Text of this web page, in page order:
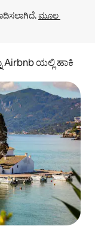
ಮೂಲ
Airbnb ಯಲ್ಲಿ ಹಾಕಿ